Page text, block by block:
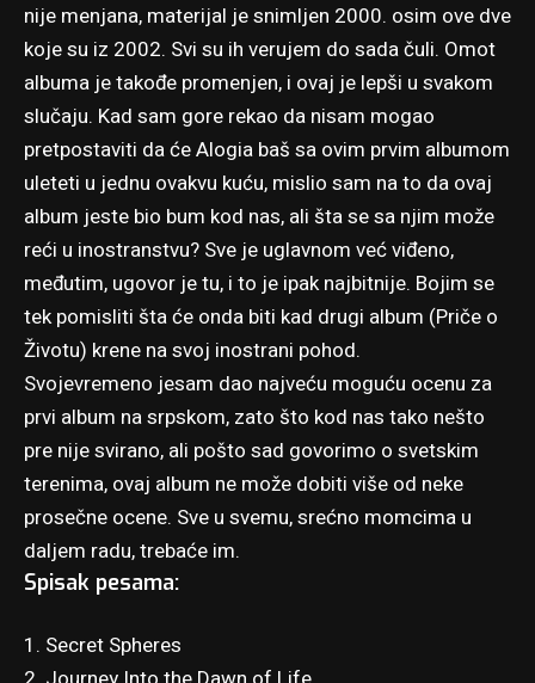
nije menjana, materijal je snimljen 2000. osim ove dve
koje su iz 2002. Svi su ih verujem do sada čuli. Omot
albuma je takođe promenjen, i ovaj je lepši u svakom
slučaju. Kad sam gore rekao da nisam mogao
pretpostaviti da će Alogia baš sa ovim prvim albumom
uleteti u jednu ovakvu kuću, mislio sam na to da ovaj
album jeste bio bum kod nas, ali šta se sa njim može
reći u inostranstvu? Sve je uglavnom već viđeno,
međutim, ugovor je tu, i to je ipak najbitnije. Bojim se
tek pomisliti šta će onda biti kad drugi album (Priče o
Životu) krene na svoj inostrani pohod.
Svojevremeno jesam dao najveću moguću ocenu za
prvi album na srpskom, zato što kod nas tako nešto
pre nije svirano, ali pošto sad govorimo o svetskim
terenima, ovaj album ne može dobiti više od neke
prosečne ocene. Sve u svemu, srećno momcima u
daljem radu, trebaće im.
Spisak pesama:
1. Secret Spheres